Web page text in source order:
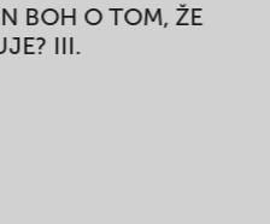
BOH O TOM, ŽE
III.